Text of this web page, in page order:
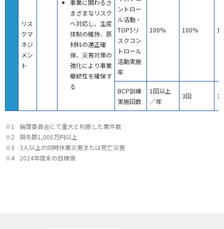
リス
クマ
ネジ
メン
ト
事業に関わるさ
まざまなリスク
へ対応し、生産
体制の維持、原
材料の適正確
保、災害対策の
強化により事業
継続性を確保す
る
ントロー
ル活動・
TOP5リ
スクコン
トロール
活動実施
率
100% 100%
BCP訓練
実施回数
1回以上
／年
3回 3
※1
倫理委員会にて重大と判断した案件数
※2
損失額1,000万円以上
※3
3人以上の同時休業災害または死亡災害
※4
2024年度末の目標値